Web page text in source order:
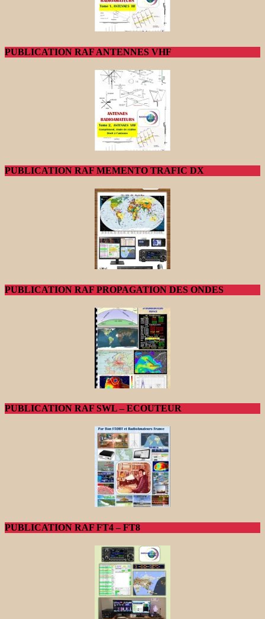
PUBLICATION RAF ANTENNES VHF
PUBLICATION RAF MEMENTO TRAFIC DX
PUBLICATION RAF PROPAGATION DES ONDES
PUBLICATION RAF SWL – ECOUTEUR
PUBLICATION RAF FT4 – FT8